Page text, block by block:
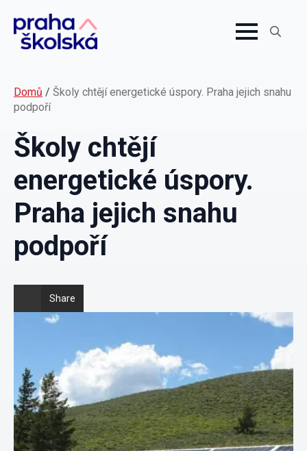
Domů / Školy chtějí energetické úspory. Praha jejich snahu
podpoří
Školy chtějí
energetické úspory.
Praha jejich snahu
podpoří
Share